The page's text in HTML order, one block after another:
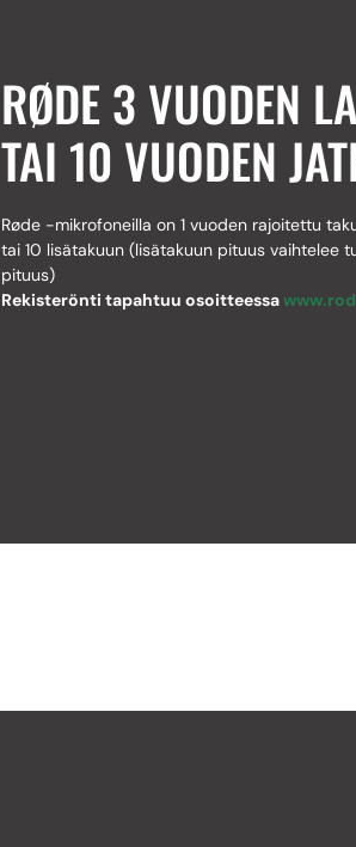
RØDE 3 VUODEN
TAI 10 VUODEN
Røde -mikrofoneilla on 1 vuoden rajoitettu
tai 10 lisätakuun (lisätakuun pituus vaihtelee
pituus)
Rekisterönti tapahtuu osoitteessa